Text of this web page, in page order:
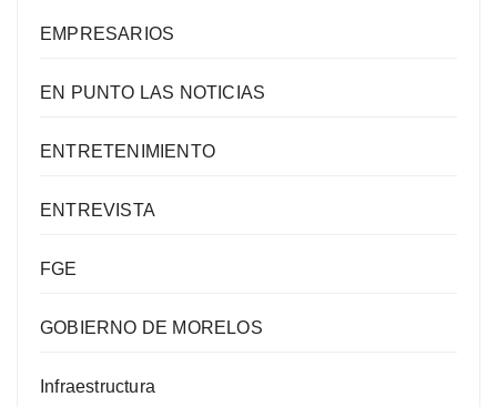
EMPRESARIOS
EN PUNTO LAS NOTICIAS
ENTRETENIMIENTO
ENTREVISTA
FGE
GOBIERNO DE MORELOS
Infraestructura